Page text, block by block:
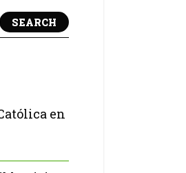
SEARCH
en